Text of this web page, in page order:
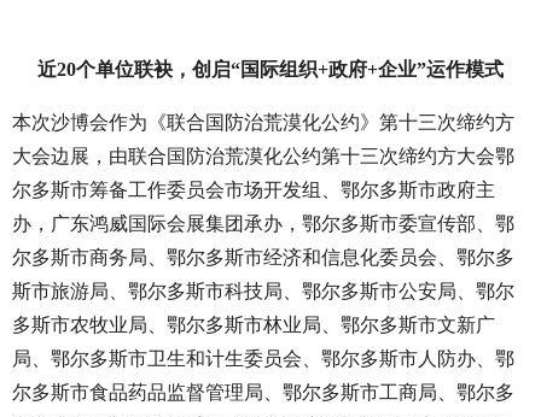
近20个单位联袂，创启“国际组织+政府+企业”运作模式
本次沙博会作为《联合国防治荒漠化公约》第十三次缔约方
大会边展，由联合国防治荒漠化公约第十三次缔约方大会鄂
尔多斯市筹备工作委员会市场开发组、鄂尔多斯市政府主
办，广东鸿威国际会展集团承办，鄂尔多斯市委宣传部、鄂
尔多斯市商务局、鄂尔多斯市经济和信息化委员会、鄂尔多
斯市旅游局、鄂尔多斯市科技局、鄂尔多斯市公安局、鄂尔
多斯市农牧业局、鄂尔多斯市林业局、鄂尔多斯市文新广
局、鄂尔多斯市卫生和计生委员会、鄂尔多斯市人防办、鄂
尔多斯市食品药品监督管理局、鄂尔多斯市工商局、鄂尔多